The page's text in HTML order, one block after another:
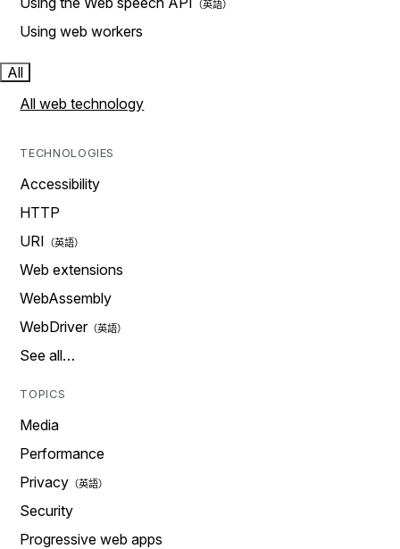
Using web workers
All
All web technology
TECHNOLOGIES
Accessibility
HTTP
URI
Web extensions
WebAssembly
WebDriver
See all…
TOPICS
Media
Performance
Privacy
Security
Progressive web apps